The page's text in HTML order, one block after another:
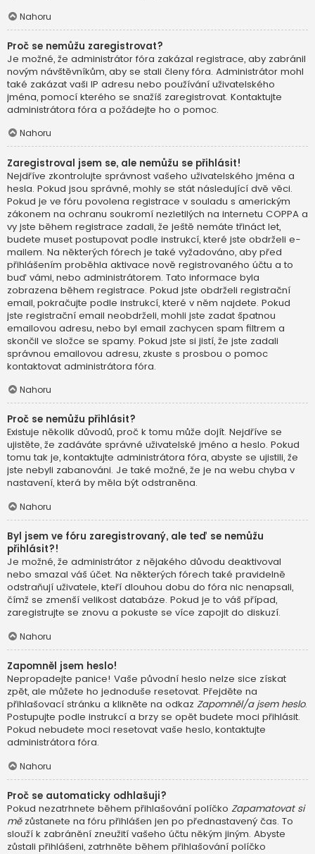
Nahoru
Proč se nemůžu zaregistrovat?
Je možné, že administrátor fóra zakázal registrace, aby zabránil
novým návštěvníkům, aby se stali členy fóra. Administrátor mohl
také zakázat vaši IP adresu nebo používání uživatelského
jména, pomocí kterého se snažíš zaregistrovat. Kontaktujte
administrátora fóra a požádejte ho o pomoc.
Nahoru
Zaregistroval jsem se, ale nemůžu se přihlásit!
Nejdříve zkontrolujte správnost vašeho uživatelského jména a
hesla. Pokud jsou správné, mohly se stát následující dvě věci.
Pokud je ve fóru povolena registrace v souladu s americkým
zákonem na ochranu soukromí nezletilých na internetu COPPA a
vy jste během registrace zadali, že ještě nemáte třináct let,
budete muset postupovat podle instrukcí, které jste obdrželi e-
mailem. Na některých fórech je také vyžadováno, aby před
přihlášením proběhla aktivace nově registrovaného účtu a to
buď vámi, nebo administrátorem. Tato informace byla
zobrazena během registrace. Pokud jste obdrželi registrační
email, pokračujte podle instrukcí, které v něm najdete. Pokud
jste registrační email neobdrželi, mohli jste zadat špatnou
emailovou adresu, nebo byl email zachycen spam filtrem a
skončil ve složce se spamy. Pokud jste si jistí, že jste zadali
správnou emailovou adresu, zkuste s prosbou o pomoc
kontaktovat administrátora fóra.
Nahoru
Proč se nemůžu přihlásit?
Existuje několik důvodů, proč k tomu může dojít. Nejdříve se
ujistěte, že zadáváte správné uživatelské jméno a heslo. Pokud
tomu tak je, kontaktujte administrátora fóra, abyste se ujistili, že
jste nebyli zabanováni. Je také možné, že je na webu chyba v
nastavení, která by měla být odstraněna.
Nahoru
Byl jsem ve fóru zaregistrovaný, ale teď se nemůžu
přihlásit?!
Je možné, že administrátor z nějakého důvodu deaktivoval
nebo smazal váš účet. Na některých fórech také pravidelně
odstraňují uživatele, kteří dlouhou dobu do fóra nic nenapsali,
čímž se zmenší velikost databáze. Pokud je to váš případ,
zaregistrujte se znovu a pokuste se více zapojit do diskuzí.
Nahoru
Zapomněl jsem heslo!
Nepropadejte panice! Vaše původní heslo nelze sice získat
zpět, ale můžete ho jednoduše resetovat. Přejděte na
přihlašovací stránku a klikněte na odkaz Zapomněl/a jsem heslo.
Postupujte podle instrukcí a brzy se opět budete moci přihlásit.
Pokud nebudete moci resetovat vaše heslo, kontaktujte
administrátora fóra.
Nahoru
Proč se automaticky odhlašuji?
Pokud nezatrhnete během přihlašování políčko Zapamatovat si
mězůstanete na fóru přihlášen jen po přednastavený čas. To
slouží k zabránění zneužití vašeho účtu někým jiným. Abyste
zůstali přihlášeni, zatrhněte během přihlašování políčko